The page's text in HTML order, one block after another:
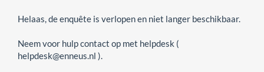
Helaas, de enquête is verlopen en niet langer beschikbaar.
Neem voor hulp contact op met helpdesk (
helpdesk@enneus.nl ).